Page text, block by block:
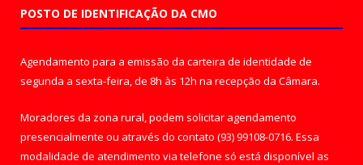
POSTO DE IDENTIFICAÇÃO DA CMO
Agendamento para a emissão da carteira de identidade de
segunda a sexta-feira, de 8h às 12h na recepção da Câmara.
Moradores da zona rural, podem solicitar agendamento
presencialmente ou através do contato (93) 99108-0716. Essa
modalidade de atendimento via telefone só está disponível as